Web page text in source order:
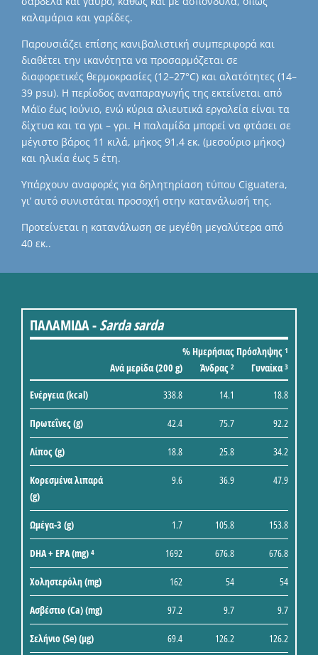
καλαμάρια και γαρίδες.
Παρουσιάζει επίσης κανιβαλιστική συμπεριφορά και
διαθέτει την ικανότητα να προσαρμόζεται σε
διαφορετικές θερμοκρασίες (12–27°C) και αλατότητες (14–
39 psu). Η περίοδος αναπαραγωγής της εκτείνεται από
Μάϊο έως Ιούνιο, ενώ κύρια αλιευτικά εργαλεία είναι τα
δίχτυα και τα γρι – γρι. Η παλαμίδα μπορεί να φτάσει σε
μέγιστο βάρος 11 κιλά, μήκος 91,4 εκ. (μεσούριο μήκος)
και ηλικία έως 5 έτη.
Υπάρχουν αναφορές για δηλητηρίαση τύπου Ciguatera,
γι’ αυτό συνιστάται προσοχή στην κατανάλωσή της.
Προτείνεται η κατανάλωση σε μεγέθη μεγαλύτερα από
40 εκ..
ΠΑΛΑΜΙΔΑ -Sarda sarda
% Ημερήσιας Πρόσληψης 1
Ανά μερίδα (200 g) Άνδρας 2 Γυναίκα 3
Ενέργεια (kcal) 338.8 14.1 18.8
Πρωτεΐνες (g) 42.4 75.7 92.2
Λίπος (g) 18.8 25.8 34.2
Κορεσμένα λιπαρά
(g)
9.6 36.9 47.9
Ωμέγα-3 (g) 1.7 105.8 153.8
DHA + EPA (mg) 4 1692 676.8 676.8
Χοληστερόλη (mg) 162 54 54
Ασβέστιο (Ca) (mg) 97.2 9.7 9.7
Σελήνιο (Se) (μg) 69.4 126.2 126.2